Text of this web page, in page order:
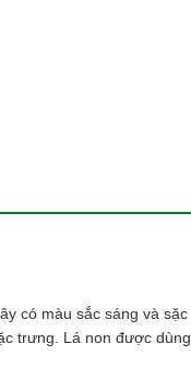
có màu sắc sáng và sặc
trưng. Lá non được dùng